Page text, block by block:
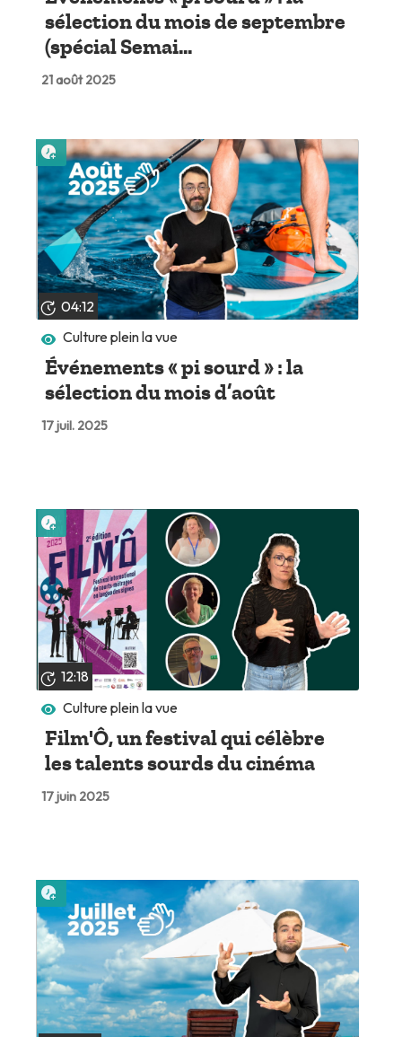
sélection du mois de septembre
(spécial Semai...
21 août 2025
04:12
Culture plein la vue
Événements « pi sourd » : la
sélection du mois d’août
17 juil. 2025
Lire plus tard
12:18
Culture plein la vue
Film'Ô, un festival qui célèbre
les talents sourds du cinéma
17 juin 2025
Lire plus tard
Lire plus tard